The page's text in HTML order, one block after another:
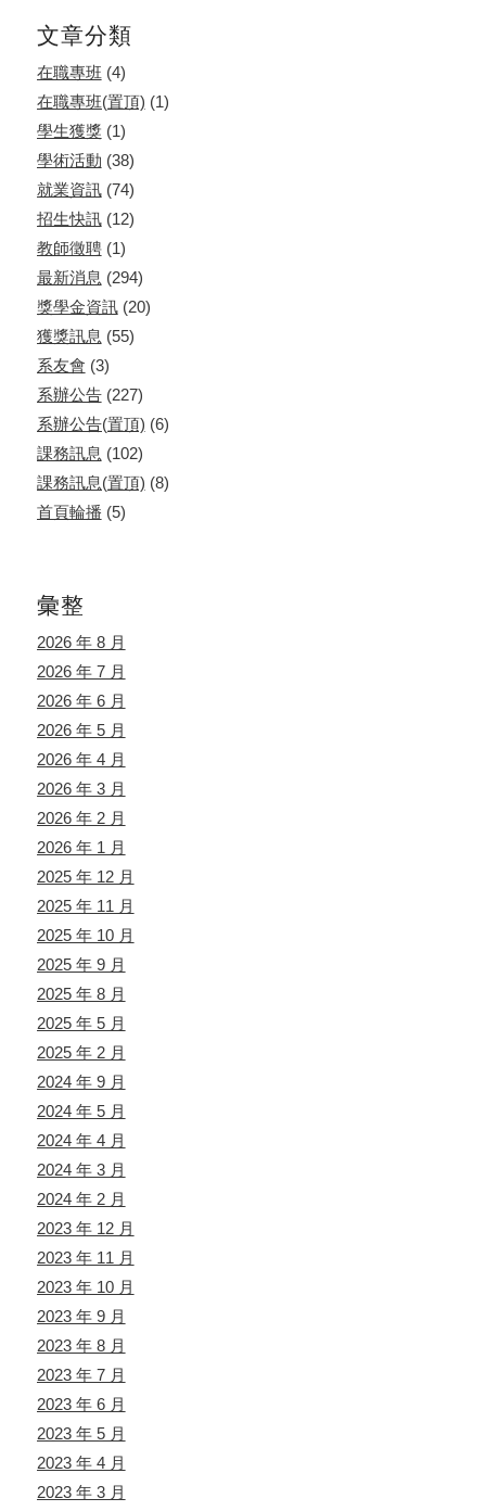
文章分類
在職專班(4)
在職專班(置頂) (1)
學生獲獎 (1)
學術活動 (38)
就業資訊(74)
招生快訊(12)
教師徵聘(1)
最新消息 (294)
獎學金資訊(20)
獲獎訊息 (55)
系友會 (3)
系辦公告(227)
系辦公告(置頂) (6)
課務訊息 (102)
課務訊息(置頂) (8)
首頁輪播 (5)
彙整
2026 年 8 月
2026 年 7 月
2026 年 6 月
2026 年 5 月
2026 年 4 月
2026 年 3 月
2026 年 2 月
2026 年 1 月
2025 年 12 月
2025 年 11 月
2025 年 10 月
2025 年 9 月
2025 年 8 月
2025 年 5 月
2025 年 2 月
2024 年 9 月
2024 年 5 月
2024 年 4 月
2024 年 3 月
2024 年 2 月
2023 年 12 月
2023 年 11 月
2023 年 10 月
2023 年 9 月
2023 年 8 月
2023 年 7 月
2023 年 6 月
2023 年 5 月
2023 年 4 月
2023 年 3 月